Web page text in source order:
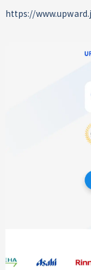
https://